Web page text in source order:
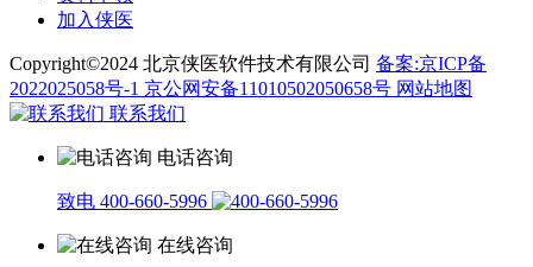
加入侠医
Copyright©2024 北京侠医软件技术有限公司 备案:京ICP备
2022025058号-1 京公网安备11010502050658号 网站地图
联系我们
电话咨询
致电 400-660-5996
在线咨询